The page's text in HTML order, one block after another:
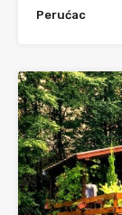
Perućac